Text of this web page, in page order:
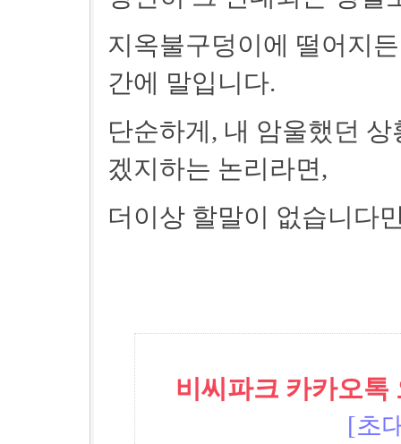
지옥불구덩이에 떨어지
간에 말입니다.
단순하게, 내 암울했던
겠지하는 논리라면,
더이상 할말이 없습니다
비씨파크 카카오톡
[초